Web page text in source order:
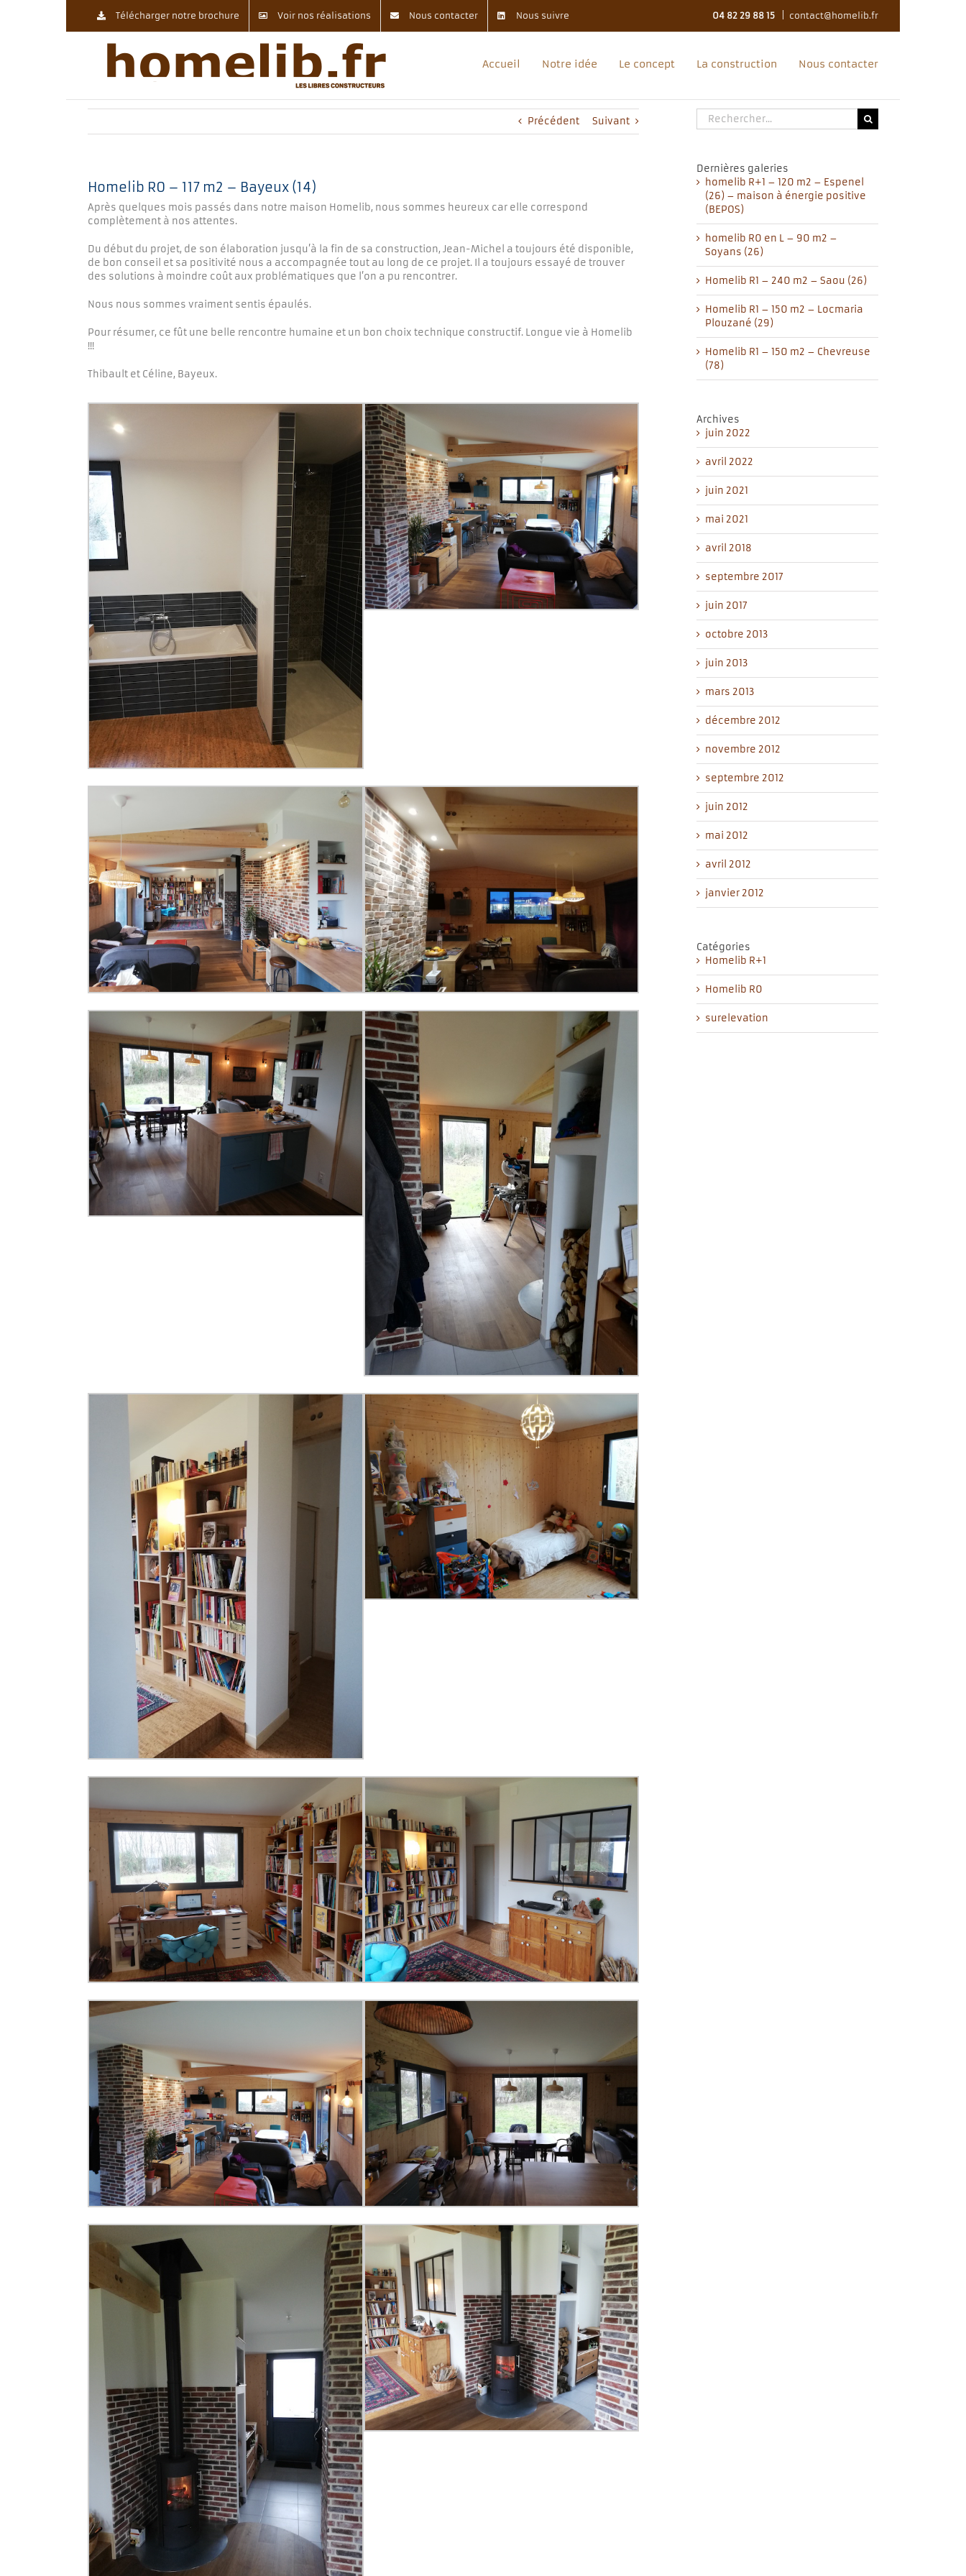
Télécharger notre brochure Voir nos réalisations Nous contacter Nous suivre 04 82 29 88 15 contact@homelib.fr
Accueil Notre idée Le concept La construction Nous contacter
Précédent Suivant
Homelib R0 – 117 m2 – Bayeux (14)
Après quelques mois passés dans notre maison Homelib, nous sommes heureux car elle correspond
complètement à nos attentes.
Du début du projet, de son élaboration jusqu’à la fin de sa construction, Jean-Michel a toujours été disponible,
de bon conseil et sa positivité nous a accompagnée tout au long de ce projet. Il a toujours essayé de trouver
des solutions à moindre coût aux problématiques que l’on a pu rencontrer.
Nous nous sommes vraiment sentis épaulés.
Pour résumer, ce fût une belle rencontre humaine et un bon choix technique constructif. Longue vie à Homelib
!!!
Thibault et Céline, Bayeux.
Rechercher:
Dernières galeries
homelib R+1 – 120 m2 – Espenel
(26) – maison à énergie positive
(BEPOS)
homelib R0 en L – 90 m2 –
Soyans (26)
Homelib R1 – 240 m2 – Saou (26)
Homelib R1 – 150 m2 – Locmaria
Plouzané (29)
Homelib R1 – 150 m2 – Chevreuse
(78)
Archives
juin 2022
avril 2022
juin 2021
mai 2021
avril 2018
septembre 2017
juin 2017
octobre 2013
juin 2013
mars 2013
décembre 2012
novembre 2012
septembre 2012
juin 2012
mai 2012
avril 2012
janvier 2012
Catégories
Homelib R+1
Homelib R0
surelevation